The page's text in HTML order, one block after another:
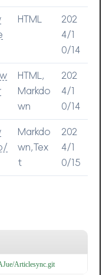
HTML
202
4/1
0/14
HTML,
Markdo
wn
202
4/1
0/14
Markdo
wn,Tex
t
202
4/1
0/15
Articlesync.git